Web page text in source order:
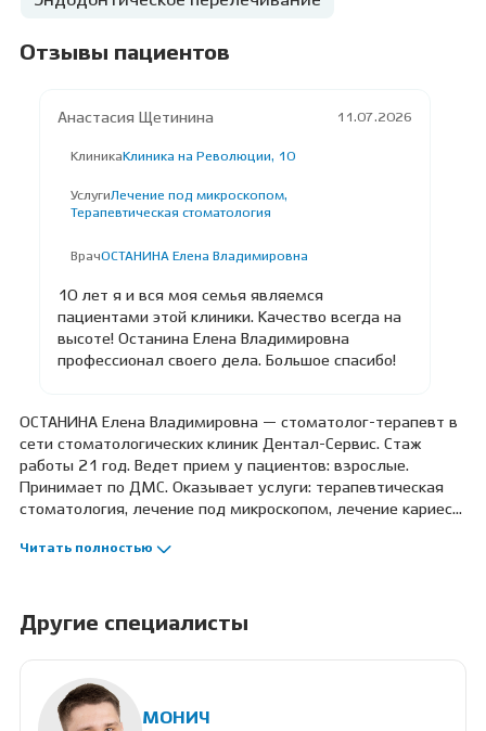
Отзывы пациентов
Анастасия Щетинина 11.07.2026
Клиника Клиника на Революции, 10
УслугиЛечение под микроскопом,
Терапевтическая стоматология
ВрачОСТАНИНА Елена Владимировна
10 лет я и вся моя семья являемся
пациентами этой клиники. Качество всегда на
высоте! Останина Елена Владимировна
профессионал своего дела. Большое спасибо!
ОСТАНИНА Елена Владимировна — стоматолог-терапевт в
сети стоматологических клиник Дентал-Сервис. Стаж
работы 21 год. Ведет прием у пациентов: взрослые.
Принимает по ДМС. Оказывает услуги: терапевтическая
стоматология, лечение под микроскопом, лечение кариеса,
зубов. Профессиональные навыки: лечение под
перелечивание.
Читать полностью
Другие специалисты
МОНИЧ